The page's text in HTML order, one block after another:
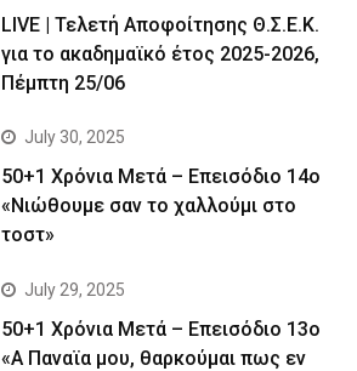
LIVE | Τελετή Αποφοίτησης Θ.Σ.Ε.Κ.
για το ακαδημαϊκό έτος 2025-2026,
Πέμπτη 25/06
July 30, 2025
50+1 Χρόνια Μετά – Επεισόδιο 14ο
«Νιώθουμε σαν το χαλλούμι στο
τοστ»
July 29, 2025
50+1 Χρόνια Μετά – Επεισόδιο 13ο
«Α Παναϊα μου, θαρκούμαι πως εν